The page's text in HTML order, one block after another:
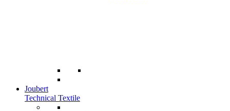
Joubert
Technical Textile